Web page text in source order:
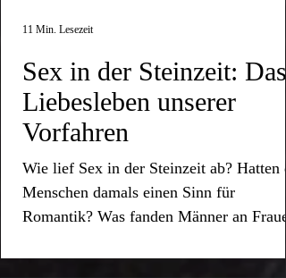
Sex in der Steinzeit: Das
Liebesleben unserer
Vorfahren
Wie lief Sex in der Steinzeit ab? Hatten
Menschen damals einen Sinn für
Romantik? Was fanden Männer an
11 Min. Lesezeit